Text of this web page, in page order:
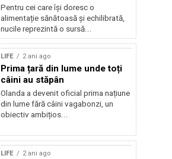
Pentru cei care își doresc o
alimentație sănătoasă și echilibrată,
nucile reprezintă o sursă...
LIFE 2 ani ago
Prima țară din lume unde toți
câini au stăpân
Olanda a devenit oficial prima națiune
din lume fără câini vagabonzi, un
obiectiv ambițios...
LIFE 2 ani ago